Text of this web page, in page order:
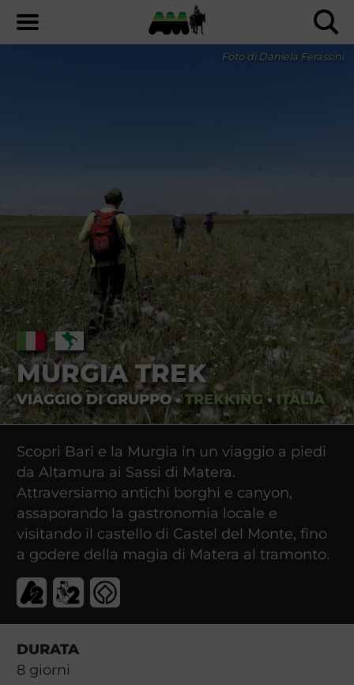
MURGIA TREK
VIAGGIO DI GRUPPO•TREKKING•ITALIA
Foto di Daniela Ferassini
Scopri Bari e la Murgia in un viaggio a piedi
da Altamura ai Sassi di Matera.
Attraversiamo antichi borghi e canyon,
assaporando la gastronomia locale e
visitando il castello di Castel del Monte, fino
a godere della magia di Matera al tramonto.
DURATA
8giorni